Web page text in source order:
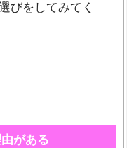
びをしてみてく
がある